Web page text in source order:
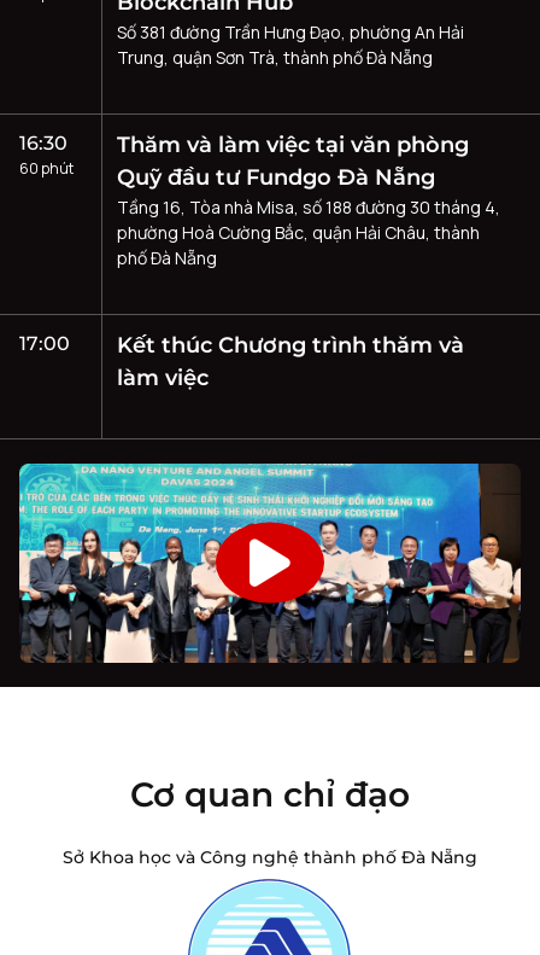
Số 381 đường Trần Hưng Đạo, phường An Hải
Trung, quận Sơn Trà, thành phố Đà Nẵng
16:30
60 phút
Thăm và làm việc tại văn phòng
Quỹ đầu tư Fundgo Đà Nẵng
Tầng 16, Tòa nhà Misa, số 188 đường 30 tháng 4,
phường Hoà Cường Bắc, quận Hải Châu, thành
phố Đà Nẵng
17:00
Kết thúc Chương trình thăm và
làm việc
Cơ quan chỉ đạo
Sở Khoa học và Công nghệ thành phố Đà Nẵng